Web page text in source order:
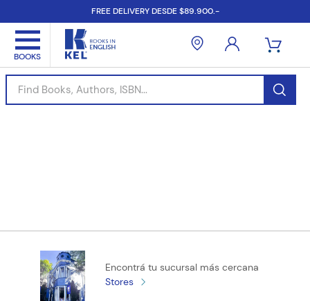
FREE DELIVERY DESDE $89.900.-
Find Books, Authors, ISBN...
Encontrá tu sucursal más cercana
Stores